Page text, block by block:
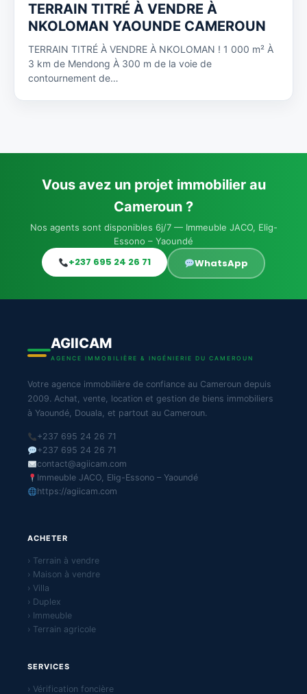
TERRAIN TITRÉ À VENDRE À
NKOLOMAN YAOUNDE CAMEROUN
TERRAIN TITRÉ À VENDRE À NKOLOMAN ! 1 000 m² À
3 km de Mendong À 300 m de la voie de
contournement de…
Vous avez un projet immobilier au
Cameroun ?
Nos agents sont disponibles 6j/7 — Immeuble JACO, Elig-
Essono – Yaoundé
+237 695 24 26 71 WhatsApp
AGIICAM
AGENCE IMMOBILIÈRE & INGÉNIERIE DU CAMEROUN
Votre agence immobilière de confiance au Cameroun depuis
2009. Achat, vente, location et gestion de biens immobiliers
à Yaoundé, Douala, et partout au Cameroun.
+237 695 24 26 71
+237 695 24 26 71
contact@agiicam.com
Immeuble JACO, Elig-Essono – Yaoundé
https://agiicam.com
ACHETER
› Terrain à vendre
› Maison à vendre
› Villa
› Duplex
› Immeuble
› Terrain agricole
SERVICES
› Vérification foncière